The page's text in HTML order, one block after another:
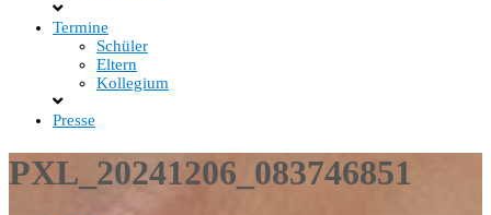
Termine
Schüler
Eltern
Kollegium
Presse
PXL_20241206_083746851